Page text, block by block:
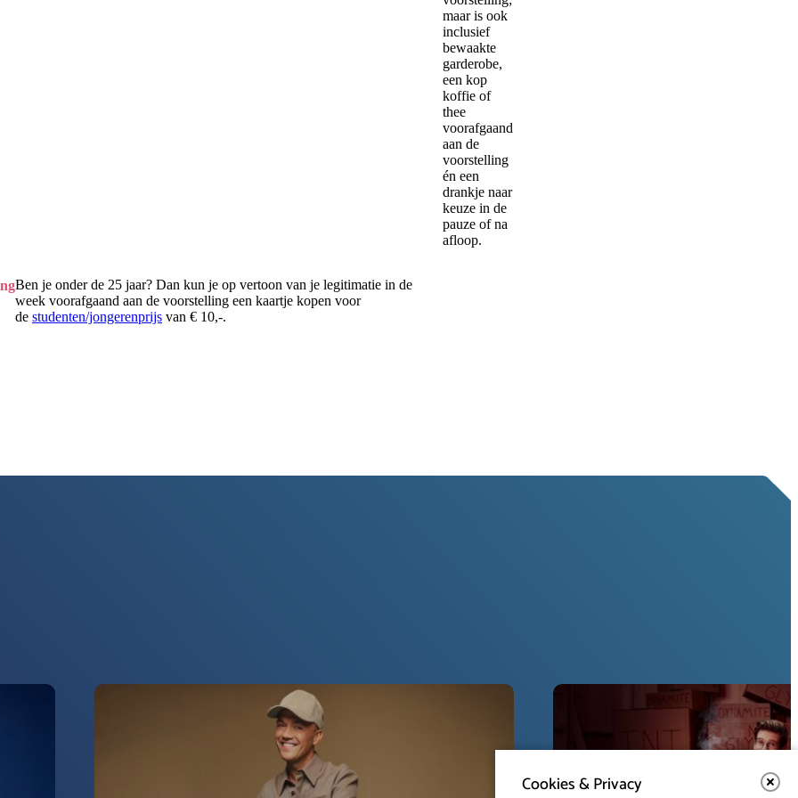
Cookies & Privacy
maar is ook
inclusief
bewaakte
garderobe,
een kop
koffie of
thee
voorafgaand
aan de
voorstelling
én een
drankje naar
keuze in de
pauze of na
afloop.
Ben je onder de 25 jaar? Dan kun je op vertoon van je legitimatie in de
week voorafgaand aan de voorstelling een kaartje kopen voor
de studenten/jongerenprijs van € 10,-.